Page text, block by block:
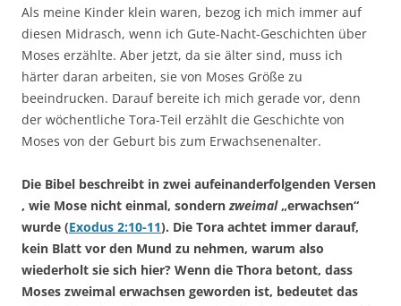
Als meine Kinder klein waren, bezog ich mich immer auf
diesen Midrasch, wenn ich Gute-Nacht-Geschichten über
Moses erzählte. Aber jetzt, da sie älter sind, muss ich
härter daran arbeiten, sie von Moses Größe zu
beeindrucken. Darauf bereite ich mich gerade vor, denn
der wöchentliche Tora-Teil erzählt die Geschichte von
Moses von der Geburt bis zum Erwachsenenalter.
Die Bibel beschreibt in zwei aufeinanderfolgenden Versen
, wie Mose nicht einmal, sondern zweimal„erwachsen“
wurde (Exodus 2:10-11). Die Tora achtet immer darauf,
kein Blatt vor den Mund zu nehmen, warum also
wiederholt sie sich hier? Wenn die Thora betont, dass
Moses zweimal erwachsen geworden ist, bedeutet das